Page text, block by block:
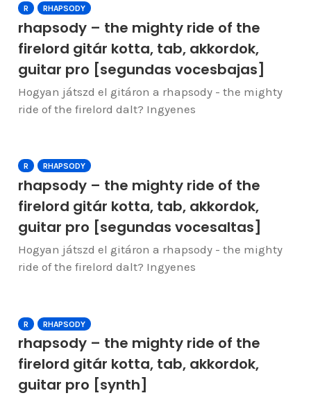
R RHAPSODY
rhapsody – the mighty ride of the
firelord gitár kotta, tab, akkordok,
guitar pro [segundas vocesbajas]
Hogyan játszd el gitáron a rhapsody - the mighty
ride of the firelord dalt? Ingyenes
R RHAPSODY
rhapsody – the mighty ride of the
firelord gitár kotta, tab, akkordok,
guitar pro [segundas vocesaltas]
Hogyan játszd el gitáron a rhapsody - the mighty
ride of the firelord dalt? Ingyenes
R RHAPSODY
rhapsody – the mighty ride of the
firelord gitár kotta, tab, akkordok,
guitar pro [synth]